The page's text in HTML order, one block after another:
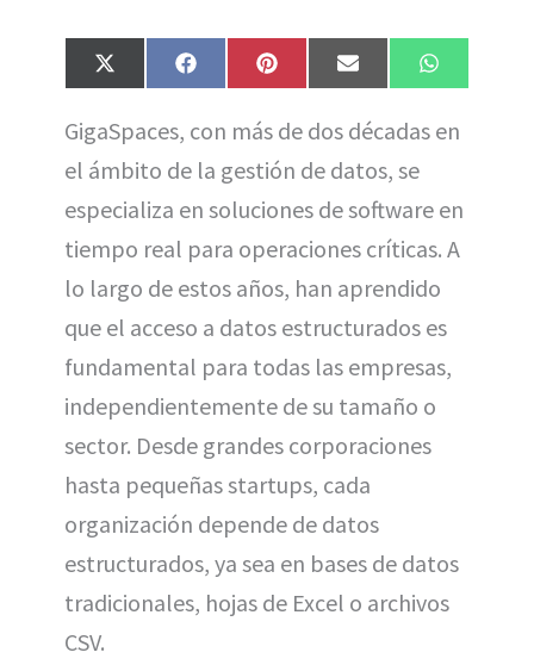
Compartir
en
X
(
w
t
t
e
r
)
Compartir
en
F
a
e
o
o
k
Compartir
en
P
i
t
r
e
s
t
Compartir
en
E
m
i
Compartir
en
W
h
t
p
GigaSpaces, con más de dos décadas en
el ámbito de la gestión de datos, se
especializa en soluciones de software en
tiempo real para operaciones críticas. A
lo largo de estos años, han aprendido
que el acceso a datos estructurados es
fundamental para todas las empresas,
independientemente de su tamaño o
sector. Desde grandes corporaciones
hasta pequeñas startups, cada
organización depende de datos
estructurados, ya sea en bases de datos
tradicionales, hojas de Excel o archivos
CSV.